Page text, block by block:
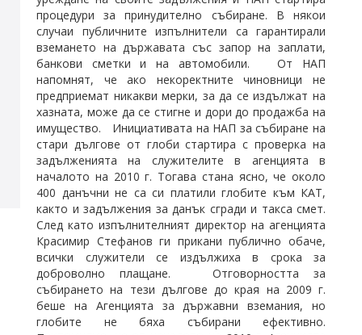
процедури за принудително събиране. В някои
случаи публичните изпълнители са гарантирали
вземането на държавата със запор на заплати,
банкови сметки и на автомобили. От НАП
напомнят, че ако некоректните чиновници не
предприемат никакви мерки, за да се издължат на
хазната, може да се стигне и дори до продажба на
имущество. Инициативата на НАП за събиране на
стари дългове от глоби стартира с проверка на
задълженията на служителите в агенцията в
началото на 2010 г. Тогава стана ясно, че около
400 данъчни не са си платили глобите към КАТ,
както и задължения за данък сгради и такса смет.
След като изпълнителният директор на агенцията
Красимир Стефанов ги прикани публично обаче,
всички служители се издължиха в срока за
доброволно плащане. Отговорността за
събирането на тези дългове до края на 2009 г.
беше на Агенцията за държавни вземания, но
глобите не бяха събирани ефективно.